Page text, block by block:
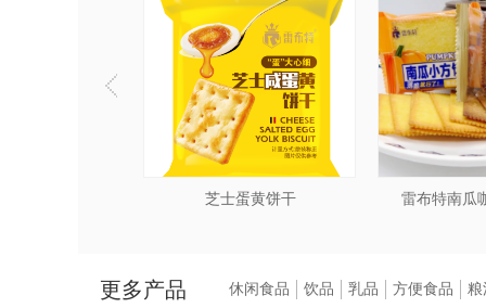
芝士蛋黄饼干 雷布特南瓜
更多产品 休闲食品 饮品 乳品 方便食品 粮